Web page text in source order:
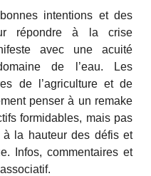
intentions et des
répondre à la crise
avec une acuité
de l’eau. Les
de l’agriculture et de
penser à un remake
formidables, mais pas
à la hauteur des défis et
Infos, commentaires et